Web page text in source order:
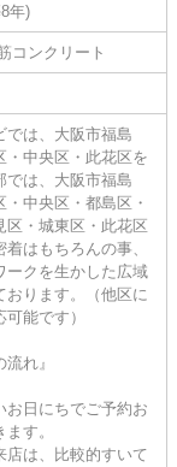
年)
コンクリート
では、大阪市福島
・中央区・此花区を
では、大阪市福島
・中央区・都島区・
区・城東区・此花区
はもちろんの事、
ークを生かした広域
おります。（他区に
能です）
流れ』
日にちでご予約お
す。
店は、比較的すいて